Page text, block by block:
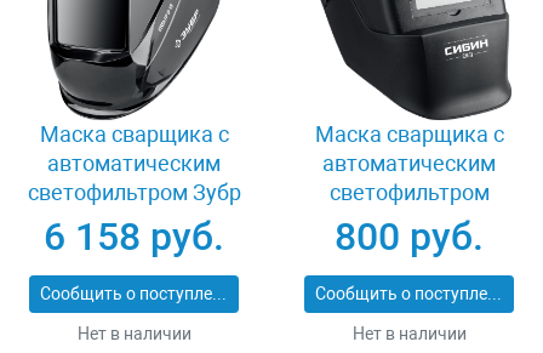
Маска сварщика с
автоматическим
светофильтром Зубр
Спектр 11069_z01
6 158 руб.
Сообщить о поступлении
Нет в наличии
Маска сварщика с
автоматическим
светофильтром
Сибин 11063
800 руб.
Сообщить о поступлении
Нет в наличии